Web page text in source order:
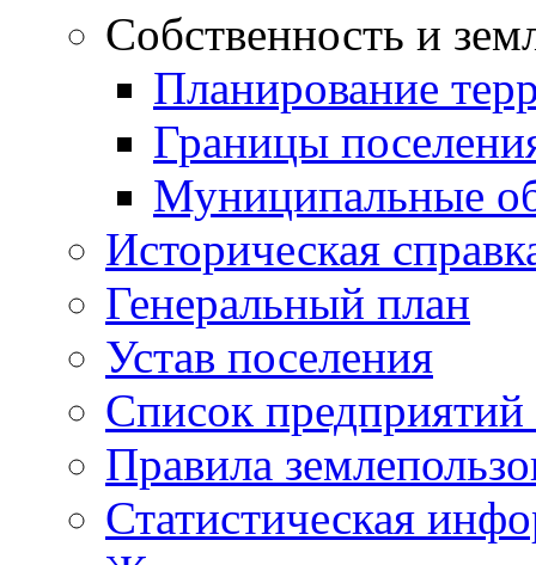
Собственность и
Планирование
Границы
Муниципальные
Историческая
Генеральный план
Устав поселения
Список предприятий
Правила
Статистическая